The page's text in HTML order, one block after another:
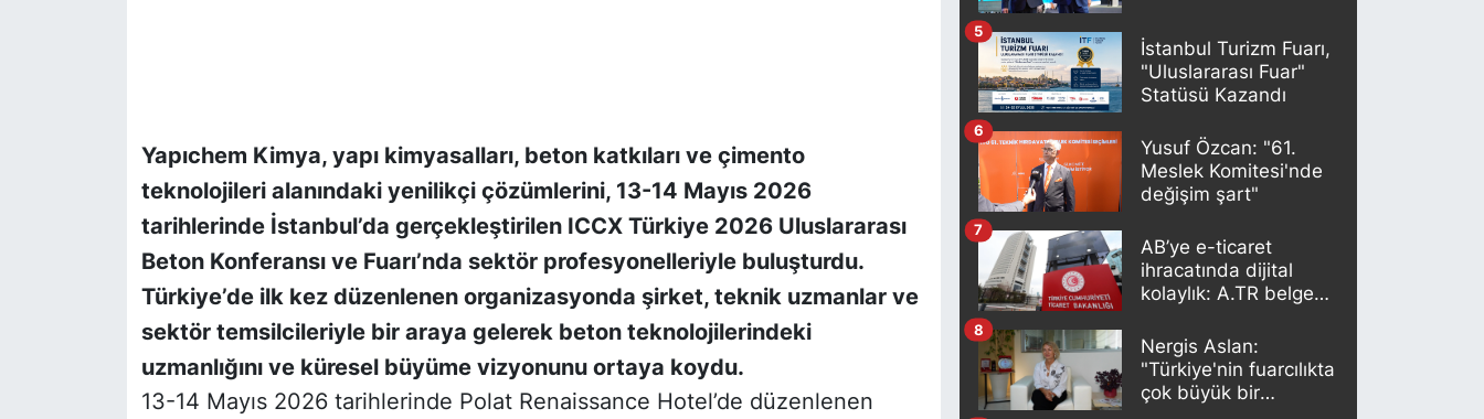
Yapıchem Kimya, yapı kimyasalları, beton katkıları ve çimento
teknolojileri alanındaki yenilikçi çözümlerini, 13-14 Mayıs 2026
tarihlerinde İstanbul’da gerçekleştirilen ICCX Türkiye 2026 Uluslararası
Beton Konferansı ve Fuarı’nda sektör profesyonelleriyle buluşturdu.
Türkiye’de ilk kez düzenlenen organizasyonda şirket, teknik uzmanlar ve
sektör temsilcileriyle bir araya gelerek beton teknolojilerindeki
uzmanlığını ve küresel büyüme vizyonunu ortaya koydu.
13-14 Mayıs 2026 tarihlerinde Polat Renaissance Hotel’de düzenlenen
İstanbul Turizm Fuarı,
"Uluslararası Fuar"
Statüsü Kazandı
5
Yusuf Özcan: "61.
Meslek Komitesi'nde
değişim şart"
6
AB’ye e-ticaret
ihracatında dijital
kolaylık: A.TR belgesi
oluşturuluyor
7
Nergis Aslan:
"Türkiye'nin fuarcılıkta
çok büyük bir
8